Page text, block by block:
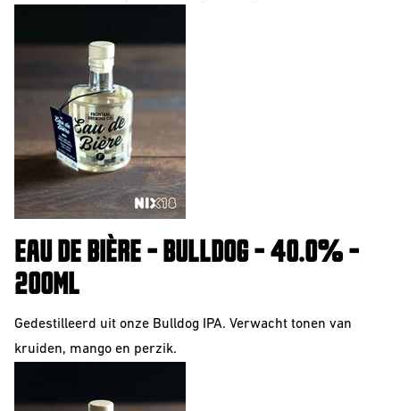
EAU DE BIÈRE - BULLDOG - 40.0% -
200ML
Gedestilleerd uit onze Bulldog IPA. Verwacht tonen van
kruiden, mango en perzik.